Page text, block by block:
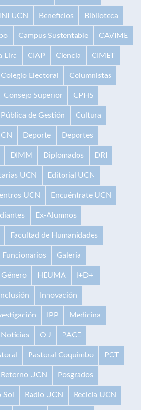
UCN Beneficios Biblioteca
Campus Sustentable CAVIME
Lira CIAP Ciencia CIMET
Colegio Electoral Columnistas
Consejo Superior CPHS
de Gestión Cultura
Deporte Deportes
DIMM Diplomados DRI
UCN Editorial UCN
UCN Encuéntrate UCN
Ex-Alumnos
Facultad de Humanidades
Funcionarios Galería
Género HEUMA I+D+i
Inclusión Innovación
IPP Medicina
Noticias OIJ PACE
Pastoral Coquimbo PCT
Retorno UCN Posgrados
Sol Radio UCN Recicla UCN